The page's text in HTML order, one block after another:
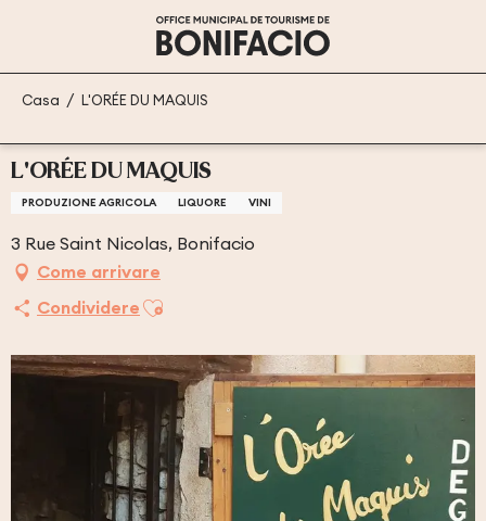
principal
Casa L'ORÉE DU MAQUIS
L'ORÉE DU MAQUIS
PRODUZIONE AGRICOLA LIQUORE VINI
3 Rue Saint Nicolas, Bonifacio
Come arrivare
Condividere Ajouter aux favoris